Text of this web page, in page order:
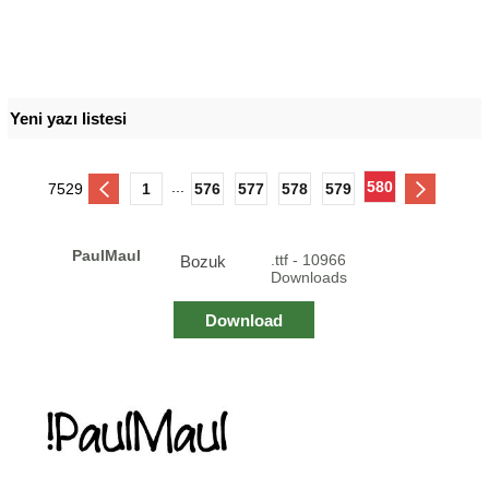
Yeni yazı listesi
7529 1 576 577 578 579 580
PaulMaul Bozuk
.ttf - 10966
Downloads
Download